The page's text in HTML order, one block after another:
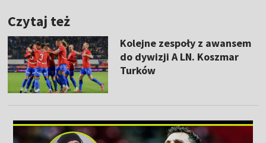
Czytaj też
Kolejne zespoły z awansem
do dywizji A LN. Koszmar
Turków